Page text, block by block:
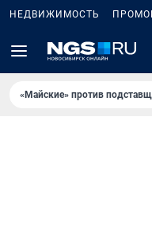
НЕДВИЖИМОСТЬ
«Майские» против